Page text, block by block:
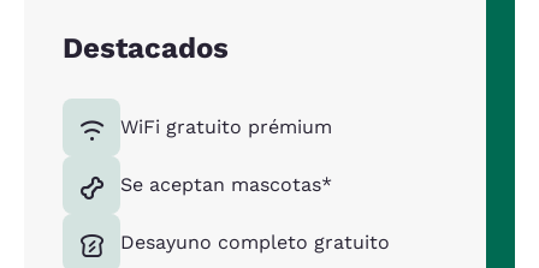
Destacados
WiFi gratuito prémium
Se aceptan mascotas*
Desayuno completo gratuito